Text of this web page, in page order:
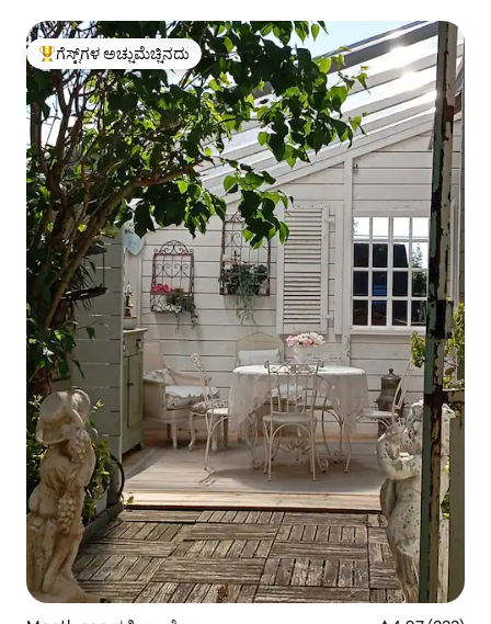
ಗೆಸ್ಟ್‌ಗಳಿಗೆ ಅತಿ ಹೆಚ್ಚು ಅಚ್ಚುಮೆಚ್ಚಿನದು
ಗೆಸ್ಟ್‌ಗಳ ಅಚ್ಚುಮೆಚ್ಚಿನದು